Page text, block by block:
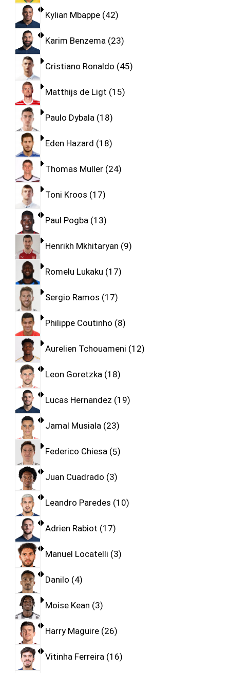
Kylian Mbappe 42
Karim Benzema 23
Cristiano Ronaldo 45
Matthijs de Ligt 15
Paulo Dybala 18
Eden Hazard 18
Thomas Muller 24
Toni Kroos 17
Paul Pogba 13
Henrikh Mkhitaryan 9
Romelu Lukaku 17
Sergio Ramos 17
Philippe Coutinho 8
Aurelien Tchouameni 12
Leon Goretzka 18
Lucas Hernandez 19
Jamal Musiala 23
Federico Chiesa 5
Juan Cuadrado 3
Leandro Paredes 10
Adrien Rabiot 17
Manuel Locatelli 3
Danilo 4
Moise Kean 3
Harry Maguire 26
Vitinha Ferreira 16